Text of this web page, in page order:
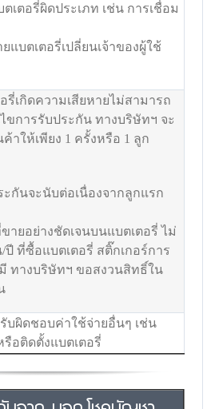
เตอรี่ผิดประเภท เช่น การเชื่อม
แบตเตอรี่เปลี่ยนเจ้าของผู้ใช้
รี่เกิดความเสียหายไม่สามารถ
ขการรับประกัน ทางบริษัทฯ จะ
าให้เพียง 1 ครั้งหรือ 1 ลูก
ะกันจะนับต่อเนื่องจากลูกแรก
ายอย่างชัดเจนบนแบตเตอรี่ ไม่
ปี ที่ซื้อแบตเตอรี่ สติ๊กเกอร์การ
ทางบริษัทฯ ขอสงวนสิทธิ์ใน
บผิดชอบค่าใช้จ่ายอื่นๆ เช่น
อติดตั้งแบตเตอรี่